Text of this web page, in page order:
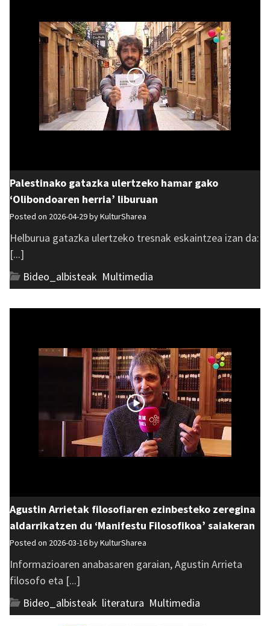
Palestinako gatazka ulertzeko hamar gako
‘Olibondoaren herria’ liburuan
Posted on 2026-04-29 byKulturSharea
Helburua gatazka ulertzeko tresnak eskaintzea izan da:
[...]
Bideo_albisteak Multimedia
Agustin Arrietak filosofiaren ezinbesteko zeregina
aldarrikatzen du ‘Manifestu Filosofikoa’ saiakeran
Posted on 2026-03-16 byKulturSharea
Informazioaren anabasaren garaian, Agustin Arrieta
filosofo eta [...]
Bideo_albisteak literatura Multimedia